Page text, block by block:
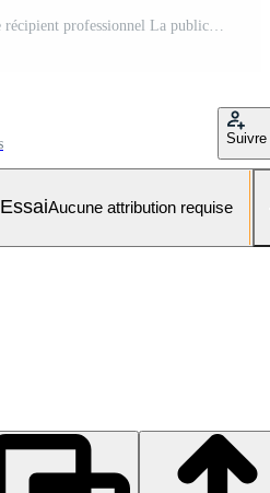
Suivre
Aucune attribution requise